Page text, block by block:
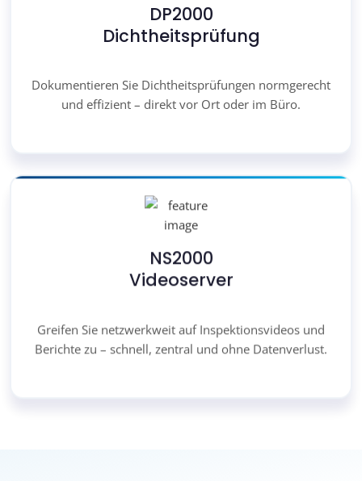
DP2000
Dichtheitsprüfung
Dokumentieren Sie Dichtheitsprüfungen normgerecht
und effizient – direkt vor Ort oder im Büro.
NS2000
Videoserver
Greifen Sie netzwerkweit auf Inspektionsvideos und
Berichte zu – schnell, zentral und ohne Datenverlust.